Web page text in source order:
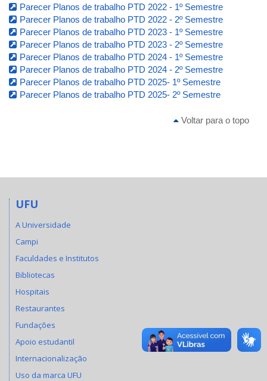
Parecer Planos de trabalho PTD 2022 - 1º Semestre
Parecer Planos de trabalho PTD 2022 - 2º Semestre
Parecer Planos de trabalho PTD 2023 - 1º Semestre
Parecer Planos de trabalho PTD 2023 - 2º Semestre
Parecer Planos de trabalho PTD 2024 - 1º Semestre
Parecer Planos de trabalho PTD 2024 - 2º Semestre
Parecer Planos de trabalho PTD 2025- 1º Semestre
Parecer Planos de trabalho PTD 2025- 2º Semestre
Voltar para o topo
UFU
A Universidade
Campi
Faculdades e Institutos
Bibliotecas
Hospitais
Restaurantes
Fundações
Apoio estudantil
Internacionalização
Uso da marca UFU